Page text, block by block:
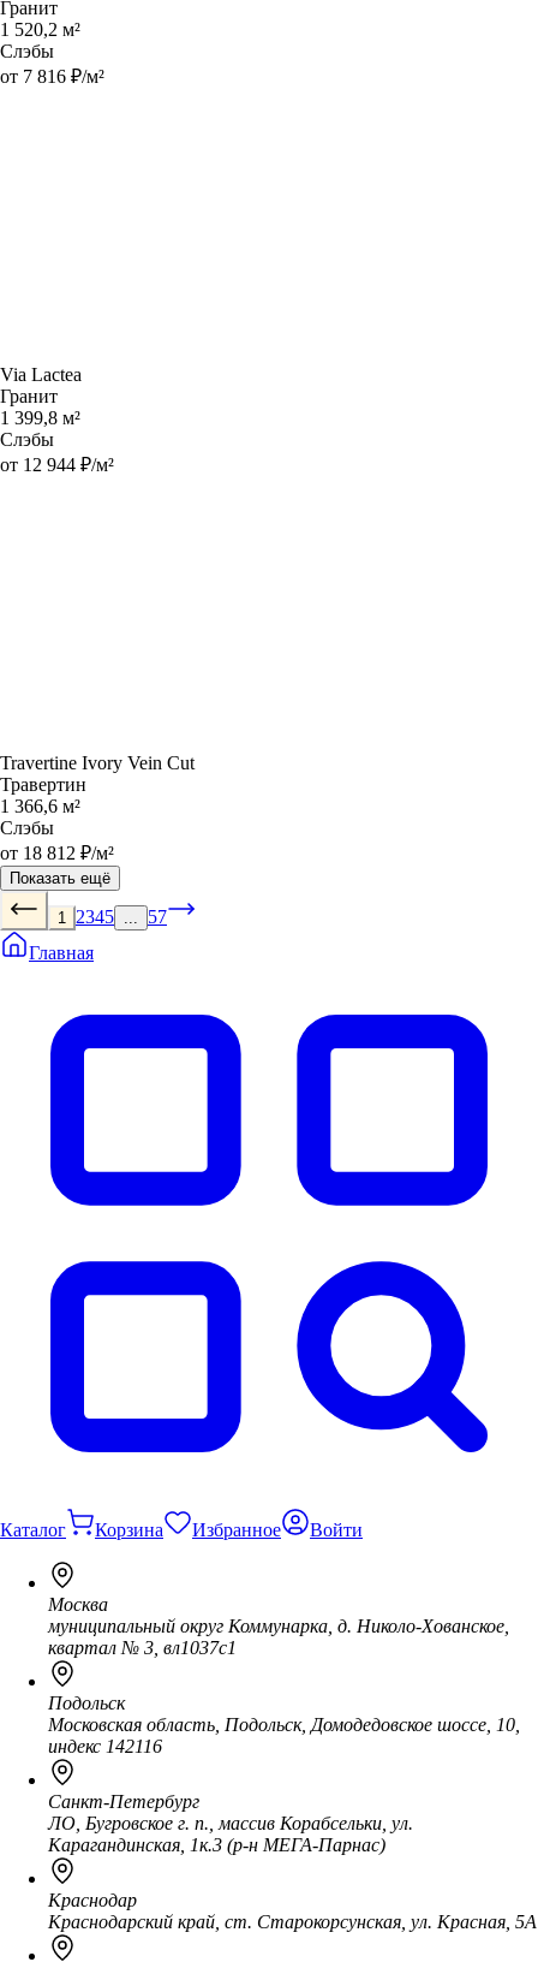
Гранит
1 520,2 м²
Слэбы
от 7 816 ₽/м²
Via Lactea
Гранит
1 399,8 м²
Слэбы
от 12 944 ₽/м²
Travertine Ivory Vein Cut
Травертин
1 366,6 м²
Слэбы
от 18 812 ₽/м²
Показать ещё
1 2345
57
Главная
Каталог Корзина Избранное Войти
Москва
муниципальный округ Коммунарка, д. Николо-Хованское,
квартал № 3, вл1037с1
Подольск
Московская область, Подольск, Домодедовское шоссе, 10,
индекс 142116
Санкт-Петербург
ЛО, Бугровское г. п., массив Корабсельки, ул.
Карагандинская, 1к.3 (р-н МЕГА-Парнас)
Краснодар
Краснодарский край, ст. Старокорсунская, ул. Красная, 5А